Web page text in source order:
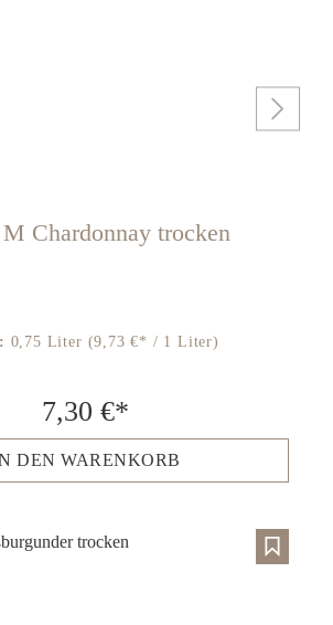
Chardonnay trocken
0,75 Liter (9,73 €* / 1 Liter)
7,30 €*
DEN WARENKORB